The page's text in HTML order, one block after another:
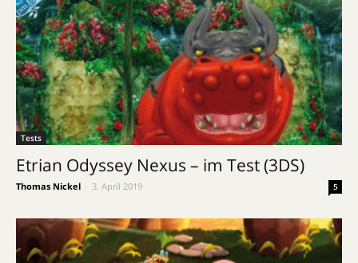
Tests
Etrian Odyssey Nexus – im Test (3DS)
Thomas Nickel 3. April 2019 5